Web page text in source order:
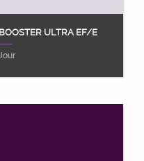
panier ULTRA EF/E